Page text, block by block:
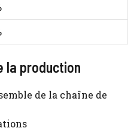
la production
de la chaîne de